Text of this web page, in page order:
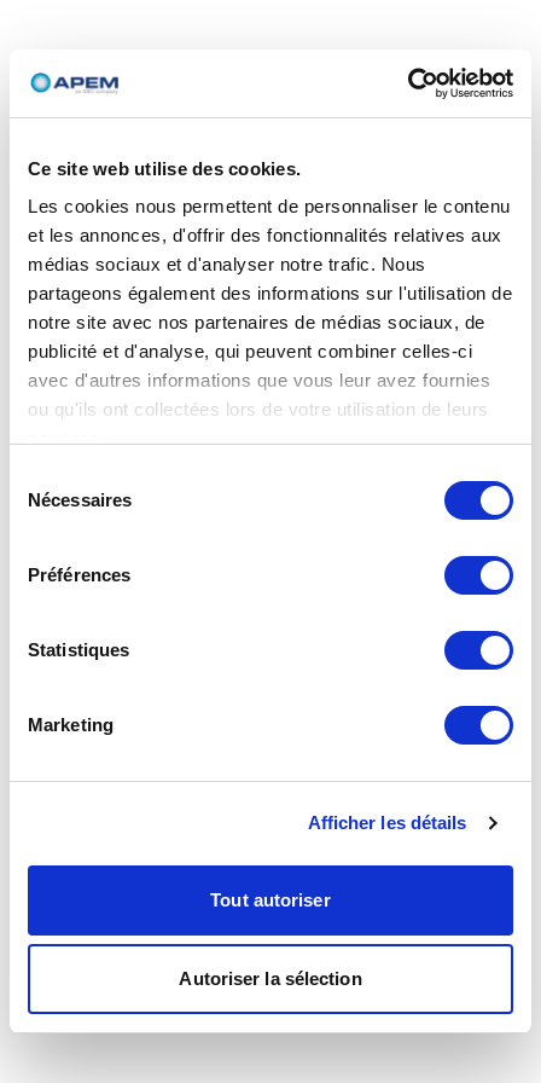
Ce site web utilise des cookies.
Les cookies nous permettent de personnaliser le contenu
et les annonces, d'offrir des fonctionnalités relatives aux
médias sociaux et d'analyser notre trafic. Nous
partageons également des informations sur l'utilisation de
notre site avec nos partenaires de médias sociaux, de
publicité et d'analyse, qui peuvent combiner celles-ci
avec d'autres informations que vous leur avez fournies
ou qu'ils ont collectées lors de votre utilisation de leurs
Nécessaires
Préférences
Statistiques
Marketing
Afficher les détails
Tout autoriser
Autoriser la sélection